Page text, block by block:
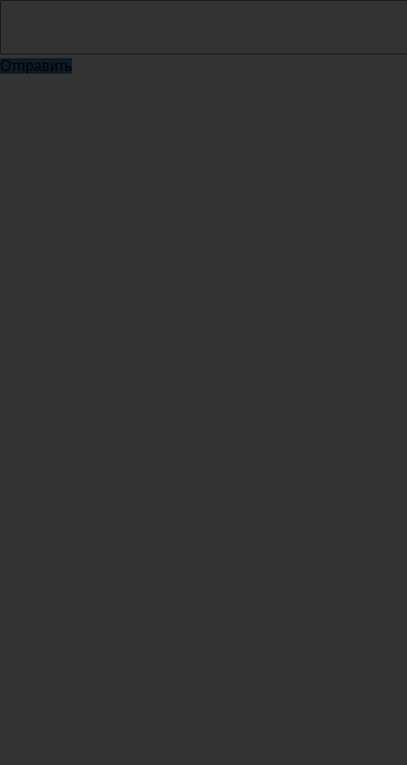
Отправить